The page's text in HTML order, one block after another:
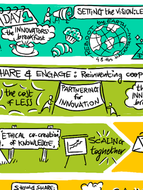
SIF JOURNEY
2025